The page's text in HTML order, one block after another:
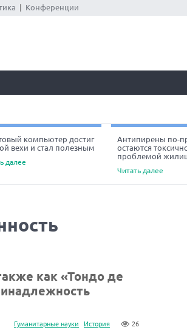
Конференции
компьютер достиг
вехи и стал полезным
далее
Антипирены по-
остаются
проблемой
Читать далее
как «Тондо де
Гуманитарные науки История 26